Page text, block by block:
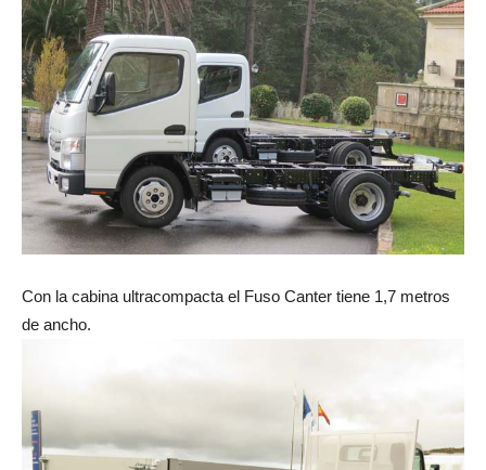
Con la cabina ultracompacta el Fuso Canter tiene 1,7 metros
de ancho.